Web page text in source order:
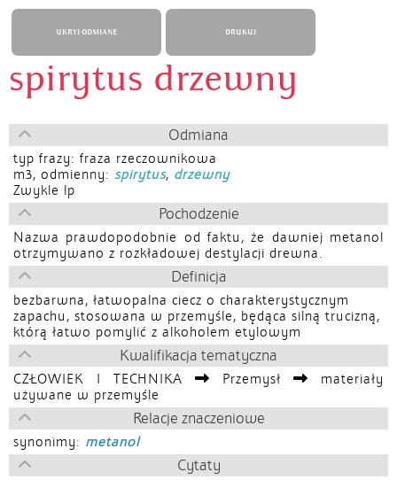
UKRYJ ODMIANĘ DRUKUJ
spirytus drzewny
Odmiana
typ frazy: fraza rzeczownikowa
m3, odmienny: spirytus, drzewny
Zwykle lp
Pochodzenie
Nazwa prawdopodobnie od faktu, że dawniej metanol
otrzymywano z rozkładowej destylacji drewna.
Definicja
bezbarwna, łatwopalna ciecz o charakterystycznym
zapachu, stosowana w przemyśle, będąca silną trucizną,
którą łatwo pomylić z alkoholem etylowym
Kwalifikacja tematyczna
CZŁOWIEK I TECHNIKA Przemysł
materiały
używane w przemyśle
Relacje znaczeniowe
synonimy: metanol
Cytaty